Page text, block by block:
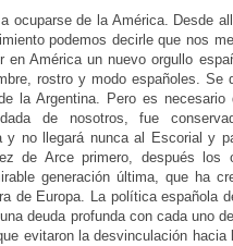
ocuparse de la América. Desde
podemos decirle que nos
en América un nuevo orgullo
rostro y modo españoles. Se
la Argentina. Pero es
de nosotros, fue
y no llegará nunca al Escorial y
de Arce primero, después
generación última, que ha
de Europa. La política española
deuda profunda con cada uno
evitaron la desvinculación